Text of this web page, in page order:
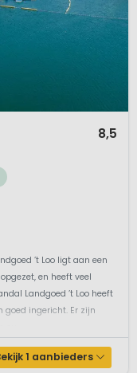
8,5
’t Loo ligt aan een
en heeft veel
Landgoed ’t Loo heeft
goed ingericht. Er zijn
1 aanbieders